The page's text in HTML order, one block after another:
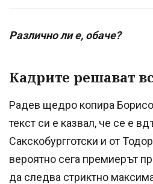
Различно ли е, обаче?
Кадрите решават
Радев щедро копира
текст си е казвал, че се е
Сакскобургготски и от
вероятно сега премиерът
да следва стриктно